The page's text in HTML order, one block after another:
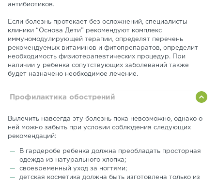
антибиотиков.
Если болезнь протекает без осложнений, специалисты
клиники “Основа Дети” рекомендуют комплекс
иммуномодулирующей терапии, определят перечень
рекомендуемых витаминов и фитопрепаратов, определит
необходимость физиотерапевтических процедур. При
наличии у ребенка сопутствующих заболеваний также
будет назначено необходимое лечение.
Профилактика обострений
Вылечить навсегда эту болезнь пока невозможно, однако о
ней можно забыть при условии соблюдения следующих
рекомендаций:
В гардеробе ребенка должна преобладать просторная
одежда из натурального хлопка;
своевременный уход за ногтями;
детская косметика должна быть изготовлена только из